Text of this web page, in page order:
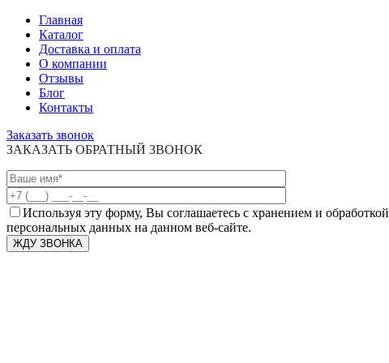
Главная
Каталог
Доставка и оплата
О компании
Отзывы
Блог
Контакты
Заказать звонок
ЗАКАЗАТЬ ОБРАТНЫЙ ЗВОНОК
Используя эту форму, Вы соглашаетесь с хранением и обработкой
персональных данных на данном веб-сайте.